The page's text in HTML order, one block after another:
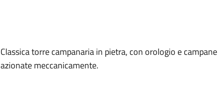
Classica torre campanaria in pietra, con orologio e campane
azionate meccanicamente.